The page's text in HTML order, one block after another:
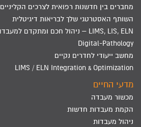
מחברים בין חדשנות רפואית לצרכים הקליניים
השותף האסטרטגי שלך לבריאות דיגיטלית
LIMS, LIS, ELN – ניהול חכם ומתקדם למעבדה
Digital-Pathology
מחשב ייעודי לחדרים נקיים
LIMS / ELN Integration & Optimization
מדעי החיים
מכשור מעבדה
הקמת מעבדות חדשות
ניהול מעבדות